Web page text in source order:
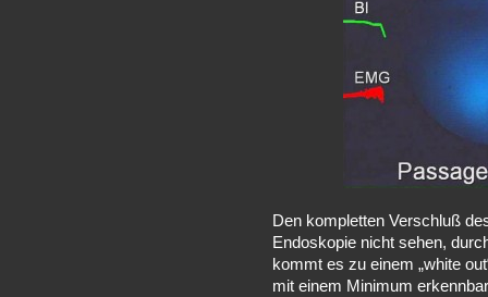
Den kompletten Verschluß
Endoskopie nicht sehen,
kommt es zu einem „white
mit einem Minimum